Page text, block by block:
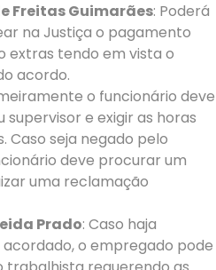
Freitas Guimarães: Poderá
na Justiça o pagamento
extras tendo em vista o
acordo.
o funcionário deve
e exigir as horas
Caso seja negado pelo
deve procurar um
uma reclamação
Prado: Caso haja
o empregado pode